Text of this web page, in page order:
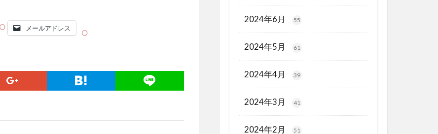
メールアドレス
2024年6月 55
2024年5月 61
2024年4月 39
2024年3月 41
2024年2月 51